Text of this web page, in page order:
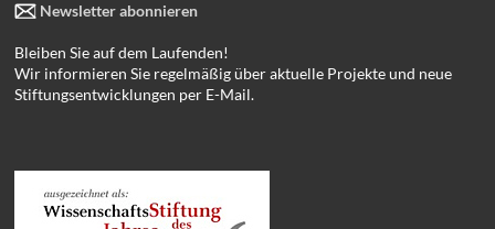
Newsletter abonnieren
Bleiben Sie auf dem Laufenden!
Wir informieren Sie regelmäßig über aktuelle Projekte und neue
Stiftungsentwicklungen per E-Mail.